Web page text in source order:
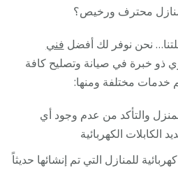
محترف ورخيص؟
نحن نوفر لك أفضل فني
ذو خبرة في صيانة وتصليح كافة
خدمات مختلفة ومنها:
والتأكد من عدم وجود أي
الكهربائية
للمنازل التي تم إنشائها حديثاً